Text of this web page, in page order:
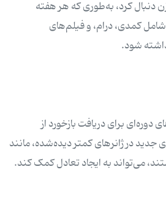
دنبال کرد، به‌طوری که هر هفته
کمدی، درام، و فیلم‌های
شود.
دوره‌ای برای دریافت بازخورد از
جدید در ژانرهای کمتر دیده‌شده، مانند
می‌تواند به ایجاد تعادل کمک کند.